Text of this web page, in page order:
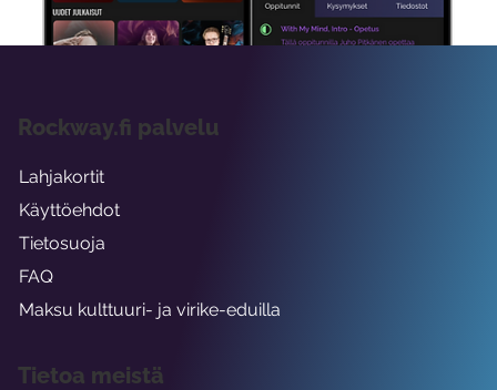
Rockway.fi palvelu
Lahjakortit
Käyttöehdot
Tietosuoja
FAQ
Maksu kulttuuri- ja virike-eduilla
Tietoa meistä